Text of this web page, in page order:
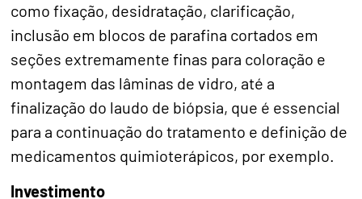
como fixação, desidratação, clarificação,
inclusão em blocos de parafina cortados em
seções extremamente finas para coloração e
montagem das lâminas de vidro, até a
finalização do laudo de biópsia, que é essencial
para a continuação do tratamento e definição de
medicamentos quimioterápicos, por exemplo.
Investimento